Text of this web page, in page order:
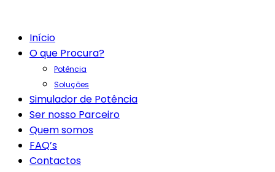
Início
O que Procura?
Potência
Soluções
Simulador de Potência
Ser nosso Parceiro
Quem somos
FAQ’s
Contactos